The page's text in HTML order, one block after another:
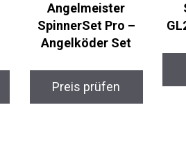
Angelmeister
SpinnerSet Pro –
Angelköder Set
Preis prüfen